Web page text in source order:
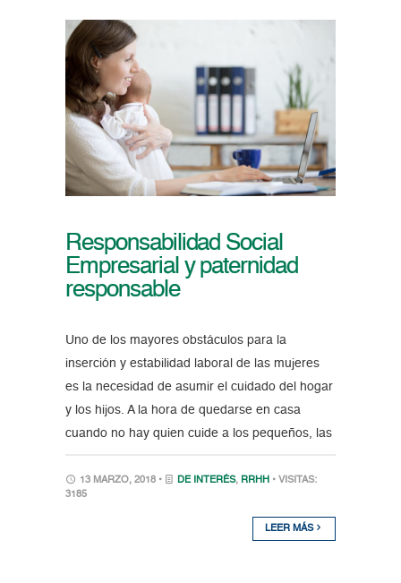
Responsabilidad Social
Empresarial y paternidad
responsable
Uno de los mayores obstáculos para la
inserción y estabilidad laboral de las mujeres
es la necesidad de asumir el cuidado del hogar
y los hijos. A la hora de quedarse en casa
cuando no hay quien cuide a los pequeños, las
13 MARZO, 2018 • DE INTERÉS, RRHH • VISITAS:
3185
LEER MÁS